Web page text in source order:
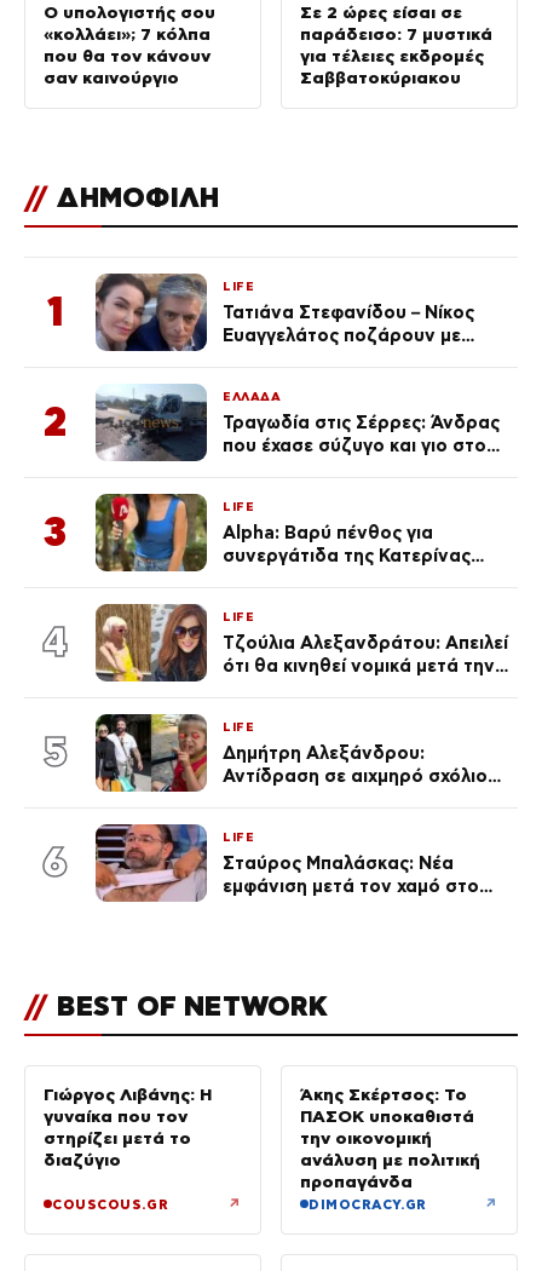
Ο υπολογιστής σου
«κολλάει»; 7 κόλπα
που θα τον κάνουν
σαν καινούργιο
Σε 2 ώρες είσαι σε
παράδεισο: 7 μυστικά
για τέλειες εκδρομές
Σαββατοκύριακου
// ΔΗΜΟΦΙΛΗ
1
LIFE
Τατιάνα Στεφανίδου – Νίκος
Ευαγγελάτος ποζάρουν με
2
ΕΛΛΑΔΑ
Τραγωδία στις Σέρρες: Άνδρας
που έχασε σύζυγο και γιο στο
3
LIFE
Alpha: Βαρύ πένθος για
συνεργάτιδα της Κατερίνας
του Θεού»
4
LIFE
Τζούλια Αλεξανδράτου: Απειλεί
ότι θα κινηθεί νομικά μετά την
5
LIFE
Δημήτρη Αλεξάνδρου:
Αντίδραση σε αιχμηρό σχόλιο
6
LIFE
Σταύρος Μπαλάσκας: Νέα
εμφάνιση μετά τον χαμό στο
// BEST OF NETWORK
Γιώργος Λιβάνης: Η
γυναίκα που τον
στηρίζει μετά το
διαζύγιο
COUSCOUS.GR ↗
Άκης Σκέρτσος: Το
ΠΑΣΟΚ υποκαθιστά
την οικονομική
ανάλυση με πολιτική
προπαγάνδα
DIMOCRACY.GR ↗